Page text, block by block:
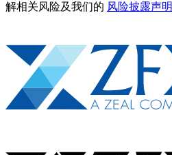
解相关风险及我们的 风险披露声明